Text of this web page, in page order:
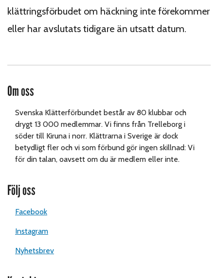
klättringsförbudet om häckning inte förekommer
eller har avslutats tidigare än utsatt datum.
Om oss
Svenska Klätterförbundet består av 80 klubbar och
drygt 13 000 medlemmar. Vi finns från Trelleborg i
söder till Kiruna i norr. Klättrarna i Sverige är dock
betydligt fler och vi som förbund gör ingen skillnad: Vi
för din talan, oavsett om du är medlem eller inte.
Följ oss
Facebook
Instagram
Nyhetsbrev